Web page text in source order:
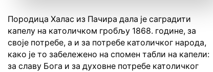
Породица Халас из Пачира дала је саградити
капелу на католичком гробљу 1868. године, за
своје потребе, а и за потребе католичког народа,
како је то забележено на спомен табли на капели:
за славу Бога и за духовне потребе католичког